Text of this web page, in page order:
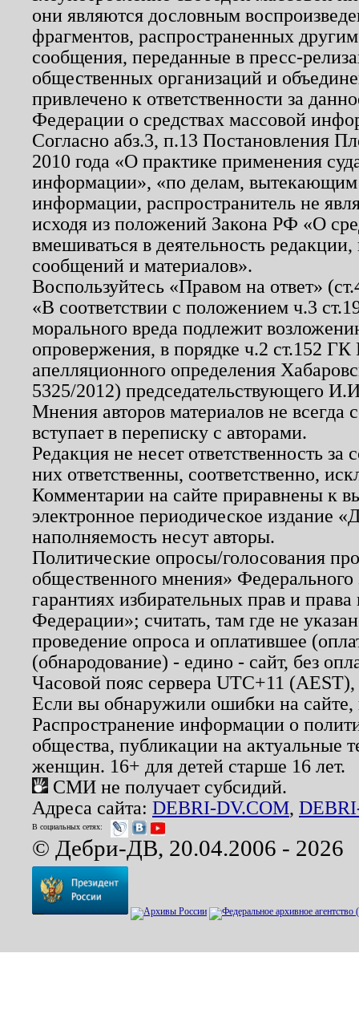
они являются дословным
фрагментов, распространенных
сообщения, переданные в пресс-
общественных организаций и
привлечено к ответственности за
Федерации о средствах массовой
Согласно абз.3, п.13 Постановления
2010 года «О практике применения
информации», «по делам, вытекающим
информации, распространитель не
исходя из положений Закона РФ «О
вмешиваться в деятельность
сообщений и материалов».
Воспользуйтесь «Правом на ответ»
«В соответствии с положением ч.3
морального вреда подлежит
опровержения, в порядке ч.2 ст.152
апелляционного определения
5325/2012) председательствующего
Мнения авторов материалов не
вступает в переписку с авторами.
Редакция не несет ответственность
них ответственны, соответственно,
Комментарии на сайте приравнены к
электронное периодическое издание
наполняемость несут авторы.
Политические опросы/голосования
общественного мнения»
гарантиях избирательных прав и
Федерации»; считать, там где не
проведение опроса и оплатившее
(обнародование) - едино - сайт, без
Часовой пояс сервера UTC+11
Если вы обнаружили ошибки на
Распространение информации о
общества, публикации на актуальные
женщин. 16+ для детей старше 16 лет.
СМИ не получает субсидий.
Адреса сайта: DEBRI-DV.COM,
В социальных сетях:
© Дебри-ДВ, 20.04.2006 - 2026